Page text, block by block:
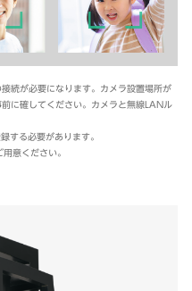
続が必要になります。カメラ設置場所が
に確してください。カメラと無線LANル
する必要があります。
意ください。